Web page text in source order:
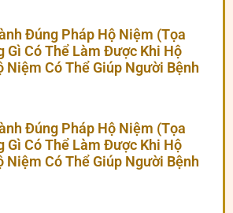
Đúng Pháp Hộ Niệm (Tọa
Gì Có Thể Làm Được Khi Hộ
Niệm Có Thể Giúp Người Bệnh
Đúng Pháp Hộ Niệm (Tọa
Gì Có Thể Làm Được Khi Hộ
Niệm Có Thể Giúp Người Bệnh